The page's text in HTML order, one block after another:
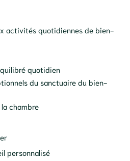
activités quotidiennes de bien-
quotidien
du sanctuaire du bien-
chambre
personnalisé